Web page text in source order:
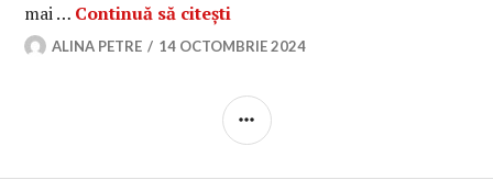
mai … Continuă să citești
ALINA PETRE 14 OCTOMBRIE 2024
BARĂ